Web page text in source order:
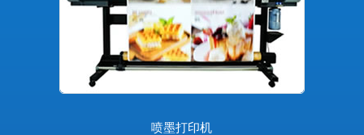
喷墨打印机